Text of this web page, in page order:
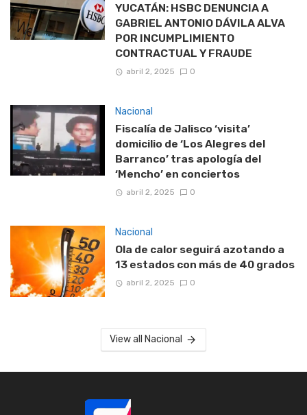
YUCATÁN: HSBC DENUNCIA A
GABRIEL ANTONIO DÁVILA ALVA
POR INCUMPLIMIENTO
CONTRACTUAL Y FRAUDE
abril 2, 2025 0
Nacional
Fiscalía de Jalisco ‘visita’
domicilio de ‘Los Alegres del
Barranco’ tras apología del
‘Mencho’ en conciertos
abril 2, 2025 0
Nacional
Ola de calor seguirá azotando a
13 estados con más de 40 grados
abril 2, 2025 0
View all Nacional